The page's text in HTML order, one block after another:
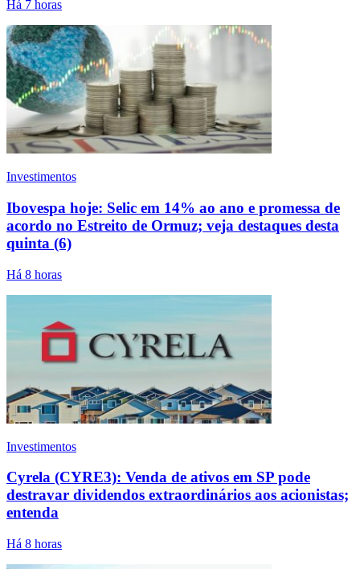
Há 7 horas
Investimentos
Ibovespa hoje: Selic em 14% ao ano e promessa de
acordo no Estreito de Ormuz; veja destaques desta
quinta (6)
Há 8 horas
Investimentos
Cyrela (CYRE3): Venda de ativos em SP pode
destravar dividendos extraordinários aos acionistas;
entenda
Há 8 horas